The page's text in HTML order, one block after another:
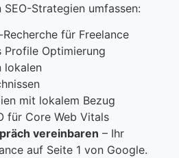
Strategien umfassen:
für Freelance
Profile Optimierung
lokalen
mit lokalem Bezug
für Core Web Vitals
vereinbaren – Ihr
auf Seite 1 von Google.